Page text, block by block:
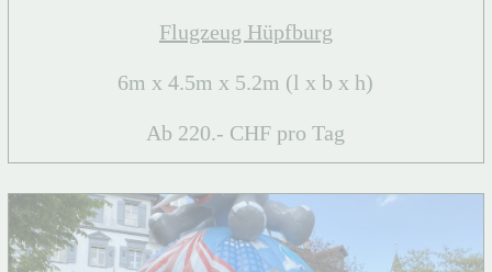
Flugzeug Hüpfburg
6m x 4.5m x 5.2m (l x b x h)
Ab 220.- CHF pro Tag